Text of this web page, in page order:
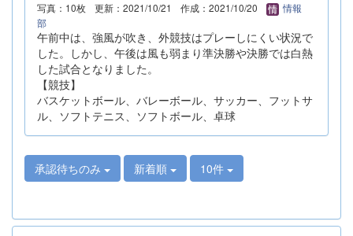
写真：10枚 更新：2021/10/21 作成：2021/10/20
情報
部
午前中は、強風が吹き、外競技はプレーしにくい状況で
した。しかし、午後は風も弱まり準決勝や決勝では白熱
した試合となりました。
【競技】
バスケットボール、バレーボール、サッカー、フットサ
ル、ソフトテニス、ソフトボール、卓球
承認待ちのみ 新着順 10件